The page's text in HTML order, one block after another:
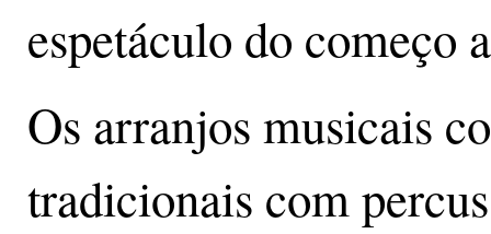
espetáculo do começo
Os arranjos musicais
tradicionais com